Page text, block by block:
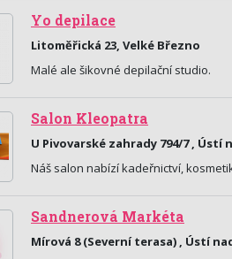
Yo depilace
Litoměřická 23, Velké Březno
Malé ale šikovné depilační studio.
Salon Kleopatra
U Pivovarské zahrady 794/7 , Ústí
Náš salon nabízí kadeřnictví,
Sandnerová Markéta
Mírová 8 (Severní terasa) , Ústí